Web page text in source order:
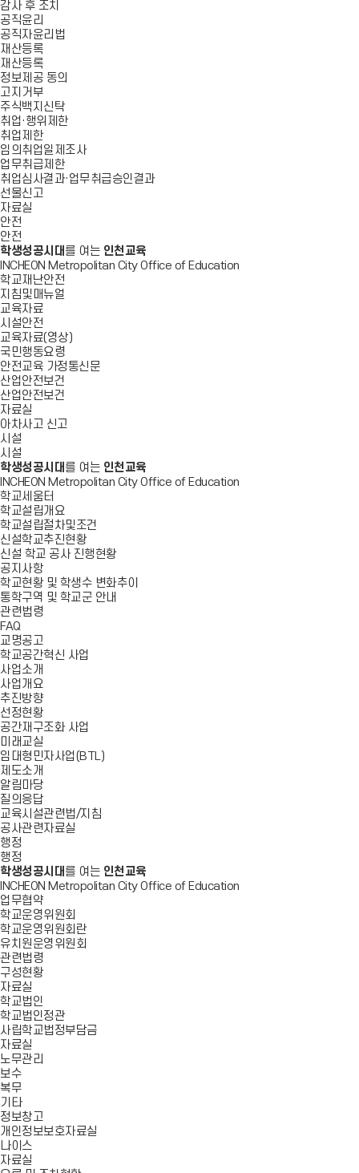
감사 후 조치
공직윤리
공직자윤리법
재산등록
재산등록
정보제공 동의
고지거부
주식백지신탁
취업·행위제한
취업제한
임의취업일제조사
업무취급제한
취업심사결과·업무취급승인결과
선물신고
자료실
안전
안전
학생성공시대 를 여는 인천교육
INCHEON Metropolitan City Office of Education
학교재난안전
지침및매뉴얼
교육자료
시설안전
교육자료(영상)
국민행동요령
안전교육 가정통신문
산업안전보건
산업안전보건
자료실
아차사고 신고
시설
시설
학생성공시대 를 여는 인천교육
INCHEON Metropolitan City Office of Education
학교세움터
학교설립개요
학교설립절차및조건
신설학교추진현황
신설 학교 공사 진행현황
공지사항
학교현황 및 학생수 변화추이
통학구역 및 학교군 안내
관련법령
FAQ
교명공고
학교공간혁신 사업
사업소개
사업개요
추진방향
선정현황
공간재구조화 사업
미래교실
임대형민자사업(BTL)
제도소개
알림마당
질의응답
교육시설관련법/지침
공사관련자료실
행정
행정
학생성공시대 를 여는 인천교육
INCHEON Metropolitan City Office of Education
업무협약
학교운영위원회
학교운영위원회란
유치원운영위원회
관련법령
구성현황
자료실
학교법인
학교법인정관
사립학교법정부담금
자료실
노무관리
보수
복무
기타
정보창고
개인정보보호자료실
나이스
자료실